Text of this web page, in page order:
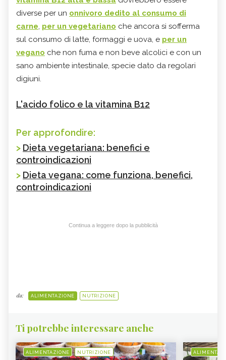
diverse per un onnivoro dedito al consumo di
carne, per un vegetariano che ancora si sofferma
sul consumo di latte, formaggi e uova, e per un
vegano che non fuma e non beve alcolici e con un
sano ambiente intestinale, specie dato da regolari
digiuni.
L'acido folico e la vitamina B12
Per approfondire:
> Dieta vegetariana: benefici e
controindicazioni
> Dieta vegana: come funziona, benefici,
controindicazioni
Continua a leggere dopo la pubblicità
da: ALIMENTAZIONE NUTRIZIONE
Ti potrebbe interessare anche
ALIMENTAZIONE NUTRIZIONE